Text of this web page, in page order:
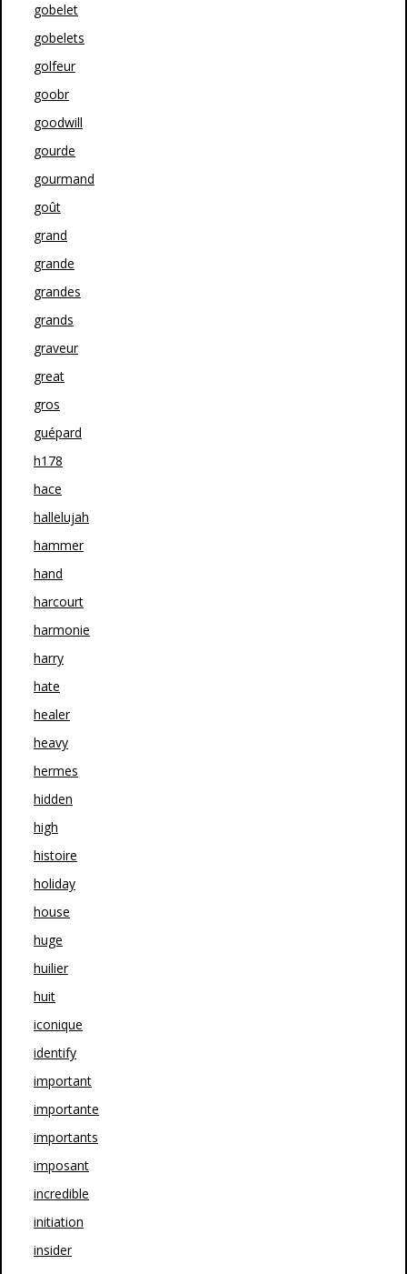
gobelet
gobelets
golfeur
goobr
goodwill
gourde
gourmand
goût
grand
grande
grandes
grands
graveur
great
gros
guépard
h178
hace
hallelujah
hammer
hand
harcourt
harmonie
harry
hate
healer
heavy
hermes
hidden
high
histoire
holiday
house
huge
huilier
huit
iconique
identify
important
importante
importants
imposant
incredible
initiation
insider